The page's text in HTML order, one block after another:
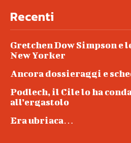
Recenti
Gretchen Dow Simpson e
New Yorker
Ancora dossieraggi e
Podlech, il Cile lo ha
all’ergastolo
Era ubriaca…